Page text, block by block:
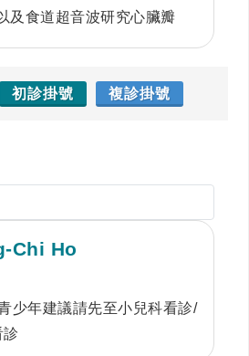
及食道超音波研究心臟瓣
，新陳代謝症候群，高血
初診掛號 複診掛號
Chi Ho
少年建議請先至小兒科看診/